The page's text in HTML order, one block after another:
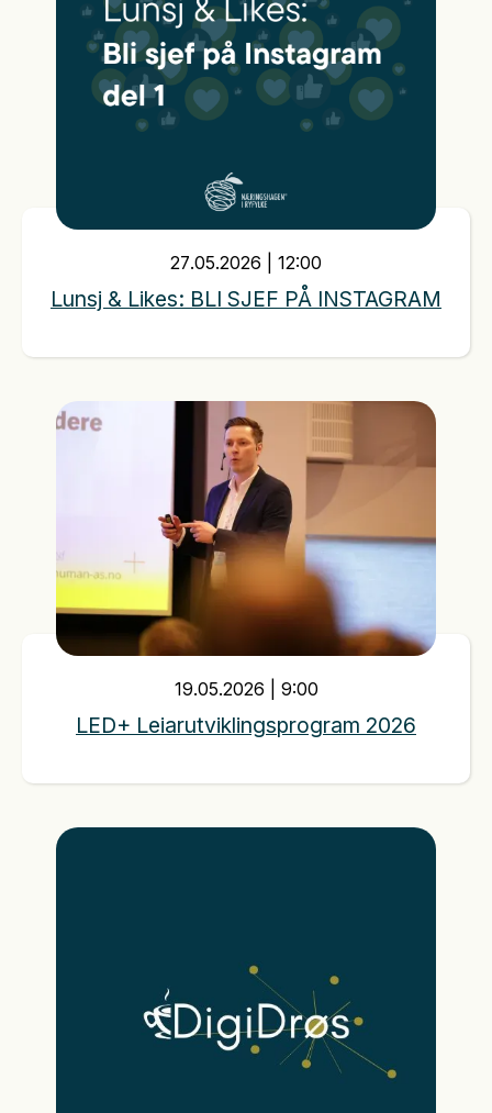
27.05.2026 12:00
Lunsj & Likes: BLI SJEF PÅ INSTAGRAM
19.05.2026 9:00
LED+ Leiarutviklingsprogram 2026